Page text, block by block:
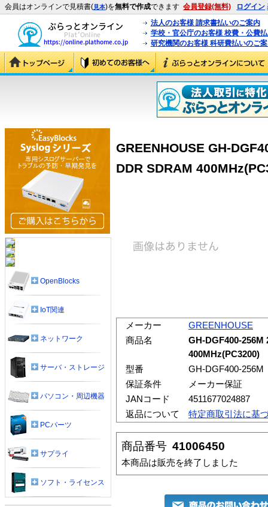
会員はオンラインで見積書(見本)を無料で作成できます 会員登録(無料) ログイン
法人のお客様 請求書払いのご案内
学校・官公庁のお客様 校費・公費
研究機関のお客様 科研費払いのご
GREENHOUSE GH-
DDR SDRAM
メーカー
GREENHOUSE
商品名
GH-DGF400-
400MHz(PC3200)
型番
GH-DGF400-256M
保証条件
メーカー保証
JANコード
4511677024887
返品について
特定商取引法に基
商品番号 41006450
本商品は販売を終了しました
OpenBlocks
IoT関連
ネットワーク
サーバ・ストレージ
パソコン・周辺機器
PCパーツ
サプライ
ソフト・ライセンス